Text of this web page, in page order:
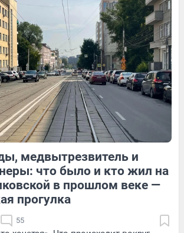
12 Обсудить
139 Обсудить
медвытрезвитель и
что было и кто жил на
в прошлом веке —
прогулка
55